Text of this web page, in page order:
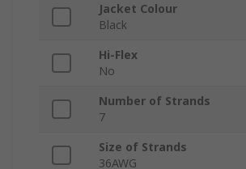
Jacket Colour
Black
Hi-Flex
No
Number of Strands
7
Size of Strands
36AWG